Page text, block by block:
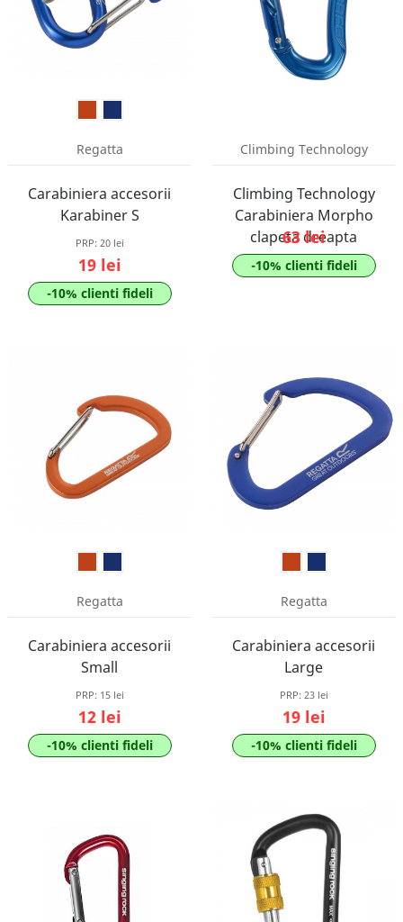
Regatta
Carabiniera accesorii
Karabiner S
PRP: 20 lei
19 lei
-10% clienti fideli
Climbing Technology
Climbing Technology
Carabiniera Morpho
clapeta dreapta
63 lei
-10% clienti fideli
Regatta
Carabiniera accesorii
Small
PRP: 15 lei
12 lei
-10% clienti fideli
Regatta
Carabiniera accesorii
Large
PRP: 23 lei
19 lei
-10% clienti fideli